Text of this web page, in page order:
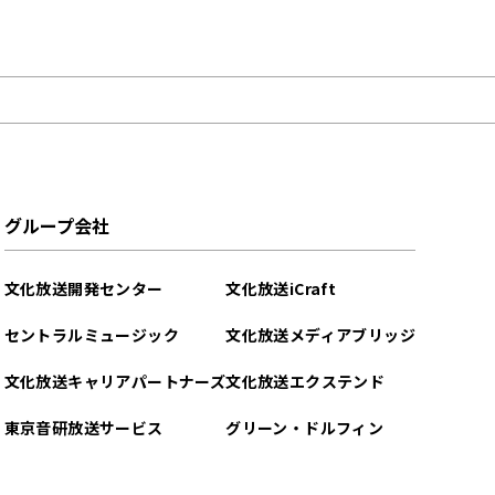
グループ会社
文化放送開発センター
セントラルミュージック
文化放送キャリアパートナーズ
東京音研放送サービス
文化放送iCraft
文化放送メディアブリッジ
文化放送エクステンド
グリーン・ドルフィン